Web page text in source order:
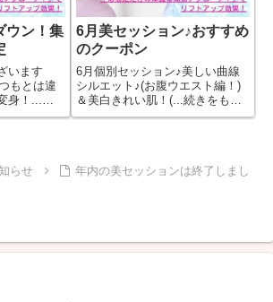
ウン！集
います
もとは違
身！...続
6月美セッション♪おすすめ
のクーポン
6月個別セッション♪美しい曲線
シルエット♪(お腹ウエスト編！)
＆美白きれい肌！(...続きをもっ
と見る
らせ
年内の美セッションは終了しまし